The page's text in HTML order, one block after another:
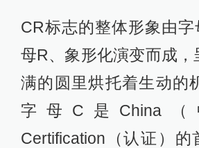
CR标志的整体形象由
母R、象形化演变而成，
满的圆里烘托着生动的
字母C是China（
Certification（认证）的